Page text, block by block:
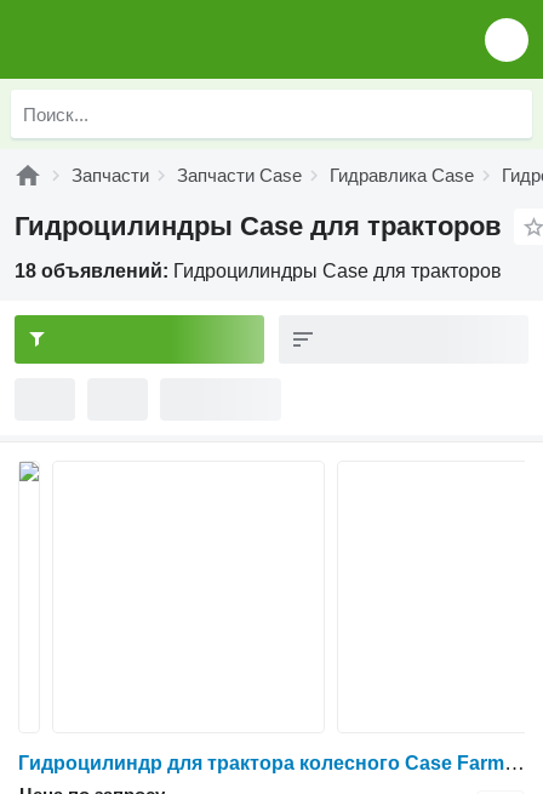
Запчасти Запчасти Case Гидравлика Case
Гидроцилиндры Case для тракторов
18 объявлений: Гидроцилиндры Case для тракторов
Гидроцилиндр для трактора колесного Case Farmall 95A